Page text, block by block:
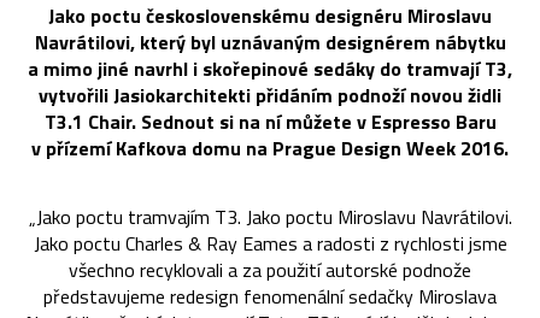
Jako poctu československému designéru Miroslavu
Navrátilovi, který byl uznávaným designérem nábytku
a mimo jiné navrhl i skořepinové sedáky do tramvají T3,
vytvořili Jasiokarchitekti přidáním podnoží novou židli
T3.1 Chair. Sednout si na ní můžete v Espresso Baru
v přízemí Kafkova domu na Prague Design Week 2016.
„Jako poctu tramvajím T3. Jako poctu Miroslavu Navrátilovi.
Jako poctu Charles & Ray Eames a radosti z rychlosti jsme
všechno recyklovali a za použití autorské podnože
představujeme redesign fenomenální sedačky Miroslava